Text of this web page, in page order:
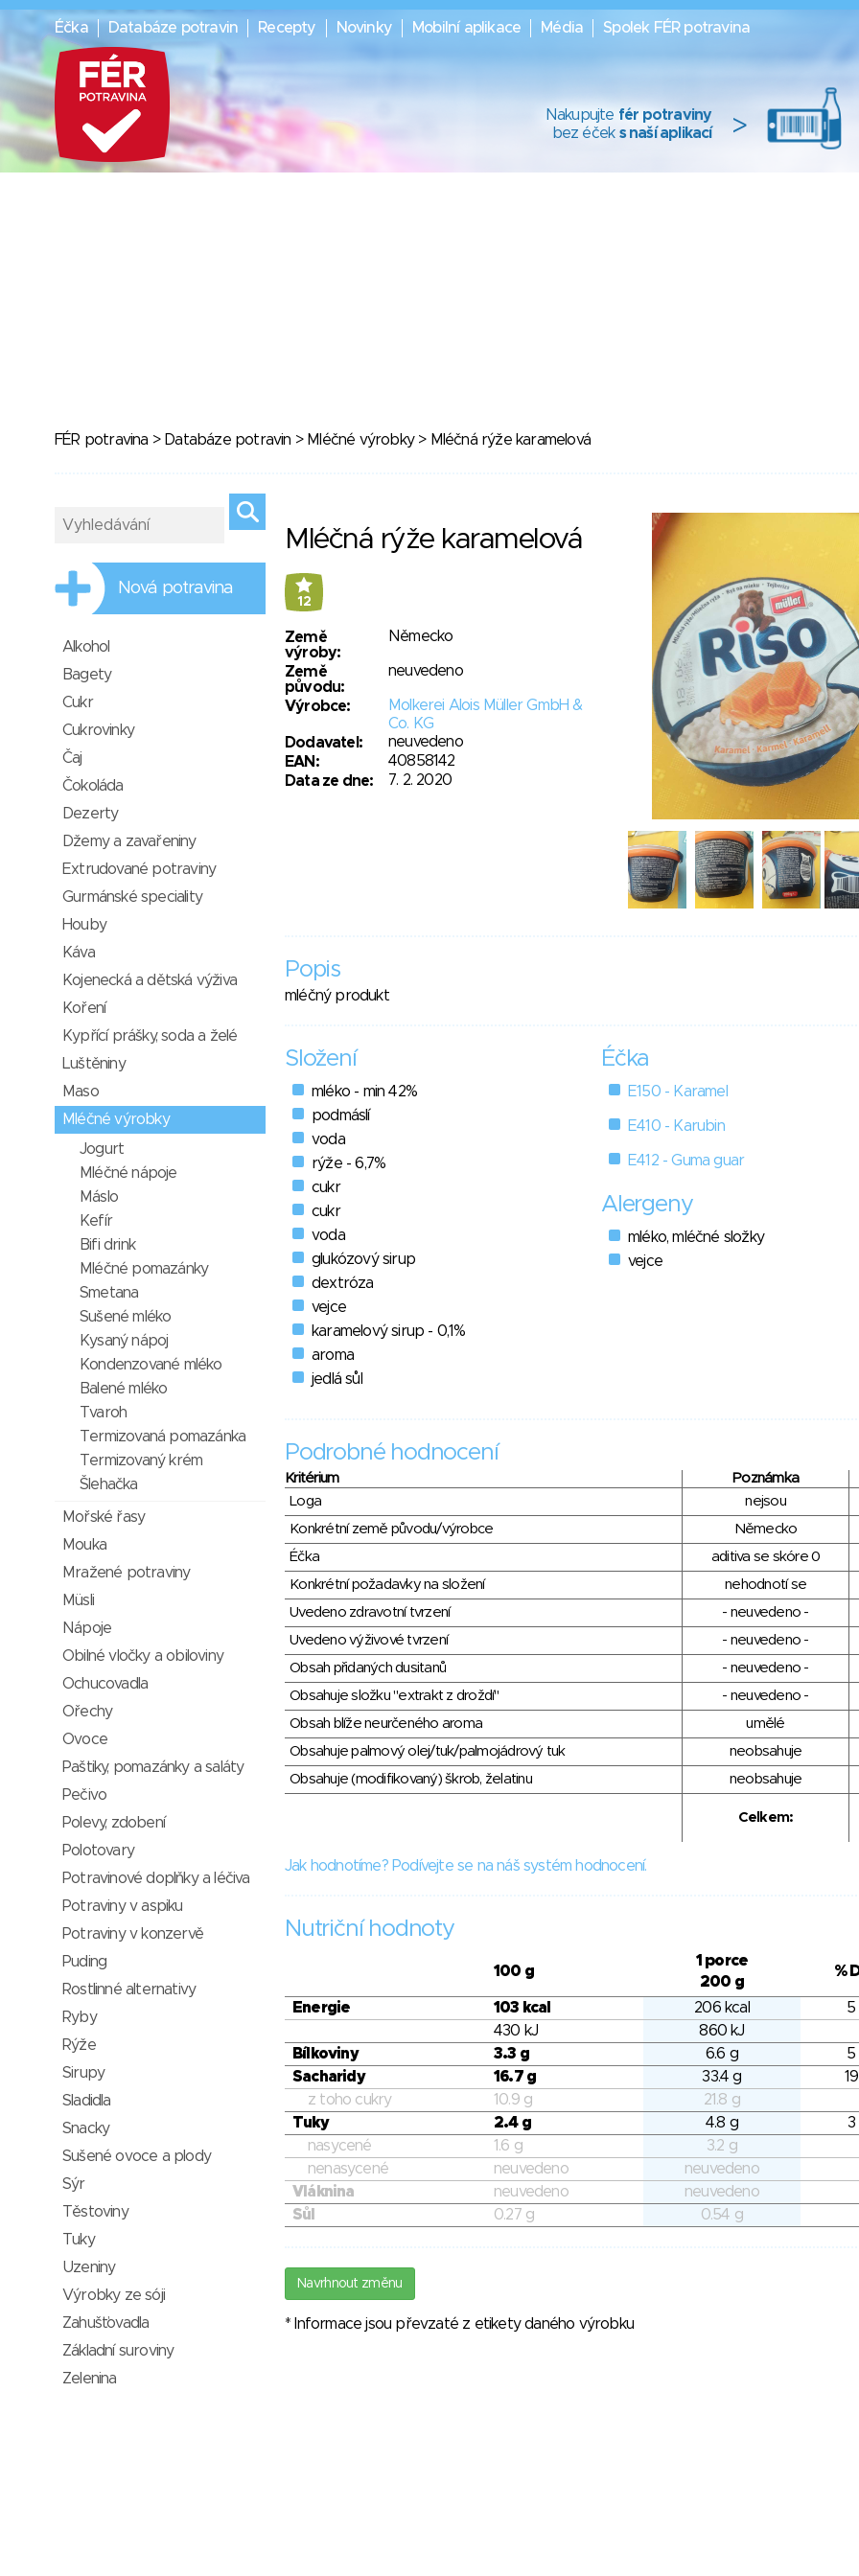
Éčka Databáze potravin Recepty Novinky Mobilní aplikace Média Spolek FÉR potravina
Nakupujte fér potraviny
bez éček s naší aplikací >
FÉR potravina > Databáze potravin > Mléčné výrobky> Mléčná rýže karamelová
Mléčná rýže karamelová
12
Země
výroby:
Německo
Země
původu:
neuvedeno
Výrobce:
Molkerei Alois Müller GmbH &
Co. KG
Dodavatel:
neuvedeno
EAN:
40858142
Data ze dne:
7. 2. 2020
Popis
mléčný produkt
Složení
mléko - min 42%
podmáslí
voda
rýže - 6,7%
cukr
cukr
voda
glukózový sirup
dextróza
vejce
karamelový sirup - 0,1%
aroma
jedlá sůl
Éčka
E150 - Karamel
E410 - Karubin
E412 - Guma guar
Alergeny
mléko, mléčné složky
vejce
Podrobné hodnocení
Kritérium Poznámka
Loga
nejsou
Konkrétní země původu/výrobce
Německo
Éčka
aditiva se skóre 0
Konkrétní požadavky na složení
nehodnotí se
Uvedeno zdravotní tvrzení
- neuvedeno -
Uvedeno výživové tvrzení
- neuvedeno -
Obsah přidaných dusitanů
- neuvedeno -
Obsahuje složku "extrakt z droždí"
- neuvedeno -
Obsah blíže neurčeného aroma
umělé
Obsahuje palmový olej/tuk/palmojádrový tuk
neobsahuje
Obsahuje (modifikovaný) škrob, želatinu
neobsahuje
Celkem:
Jak hodnotíme? Podívejte se na náš systém hodnocení.
Nutriční hodnoty
100 g
1 porce
200 g
%
Energie 103 kcal 206 kcal
5
430 kJ
860 kJ
Bílkoviny
3.3 g 6.6 g
5
Sacharidy
16.7 g 33.4 g
z toho cukry
10.9 g
21.8 g
Tuky
2.4 g 4.8 g
3
nasycené
1.6 g
3.2 g
nenasycené
neuvedeno
neuvedeno
Vláknina
neuvedeno
neuvedeno
Sůl
0.27 g 0.54 g
Navrhnout změnu
* Informace jsou převzaté z etikety daného výrobku
Nová potravina
Alkohol
Bagety
Cukr
Cukrovinky
Čaj
Čokoláda
Dezerty
Džemy a zavařeniny
Extrudované potraviny
Gurmánské speciality
Houby
Káva
Kojenecká a dětská výživa
Koření
Kypřící prášky, soda a želé
Luštěniny
Maso
Mléčné výrobky
Jogurt
Mléčné nápoje
Máslo
Kefír
Bifi drink
Mléčné pomazánky
Smetana
Sušené mléko
Kysaný nápoj
Kondenzované mléko
Balené mléko
Tvaroh
Termizovaná pomazánka
Termizovaný krém
Šlehačka
Mořské řasy
Mouka
Mražené potraviny
Müsli
Nápoje
Obilné vločky a obiloviny
Ochucovadla
Ořechy
Ovoce
Paštiky, pomazánky a saláty
Pečivo
Polevy, zdobení
Polotovary
Potravinové doplňky a léčiva
Potraviny v aspiku
Potraviny v konzervě
Puding
Rostlinné alternativy
Ryby
Rýže
Sirupy
Sladidla
Snacky
Sušené ovoce a plody
Sýr
Těstoviny
Tuky
Uzeniny
Výrobky ze sóji
Zahušťovadla
Základní suroviny
Zelenina